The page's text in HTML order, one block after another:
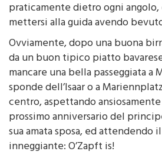
praticamente dietro ogni
mettersi alla guida avendo
Ovviamente, dopo una buona
da un buon tipico piatto
mancare una bella passeggiata a
sponde dell’Isaar o a
centro, aspettando
prossimo anniversario del
sua amata sposa, ed attendendo
inneggiante: O’Zapft is!